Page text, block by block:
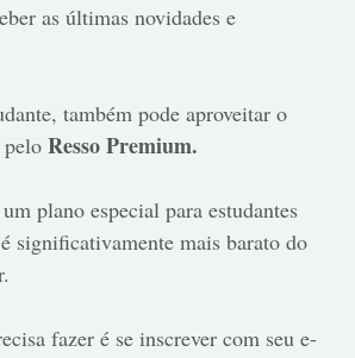
as últimas novidades e
também pode aproveitar o
peloResso Premium.
plano especial para estudantes
significativamente mais barato do
fazer é se inscrever com seu e-